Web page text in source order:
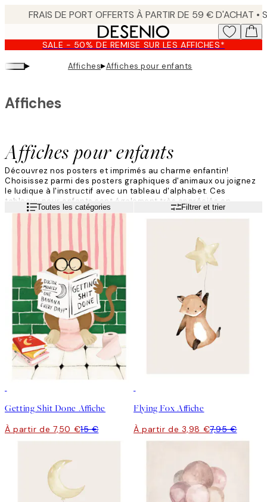
content.SALE - 50% DE REMISE SUR LES AFFICHES*
▸ Affiches▸Affiches pour enfants
Affiches pour enfants
Affiches
Découvrez nos posters et imprimés au charme enfantin!
Choisissez parmi des posters graphiques d'animaux ou joignez
le ludique à l'instructif avec un tableau d'alphabet. Ces
tableaux pour enfants sont également très appréciés en
cadeaux de baptême ou d'anniversaire!
Lire la suiteToutes les catégories Filtrer et trier
Getting Shit Done Affiche
À partir de 7,50 €15 €
Flying Fox Affiche
À partir de 3,98 €7,95 €